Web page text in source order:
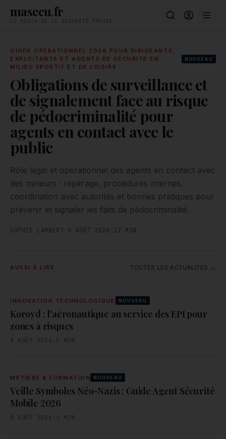
masecu.fr
LE MÉDIA DE LA SÉCURITÉ PRIVÉE
GUIDE OPÉRATIONNEL 2026 POUR DIRIGEANTS,
EXPLOITANTS ET AGENTS DE SÉCURITÉ EN
MILIEU SPORTIF ET DE LOISIRS
NOUVEAU
Obligations de surveillance et
de signalement face au risque
de pédocriminalité pour
agents en contact avec le
public
Rôle légal et opérationnel des agents en contact avec
des mineurs : repérage, procédures internes,
coordination avec autorités et bonnes pratiques pour
prévenir et signaler les faits de pédocriminalité.
SOPHIE LAMBERT· 9 AOÛT 2026 ·12 MIN
AUSSI À LIRE TOUTES LES ACTUALITÉS →
INNOVATION TECHNOLOGIQUE NOUVEAU
Koroyd : l'aéronautique au service des EPI pour
zones à risques
8 AOÛT 2026 · 5 MIN
MÉTIERS & FORMATION NOUVEAU
Veille Symboles Néo-Nazis : Guide Agent Sécurité
Mobile 2026
8 AOÛT 2026 · 4 MIN